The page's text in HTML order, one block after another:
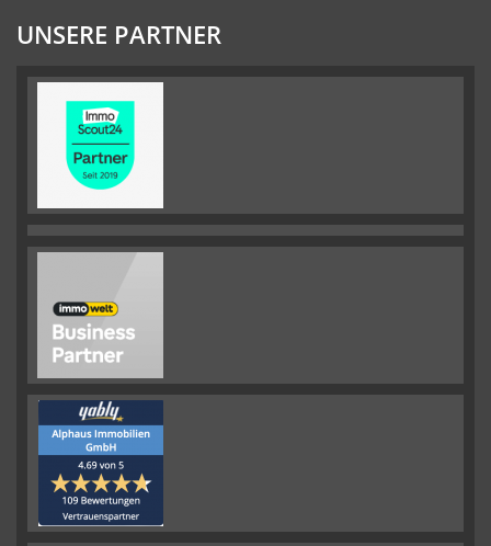
UNSERE PARTNER